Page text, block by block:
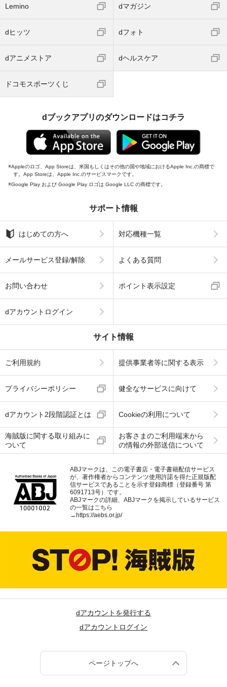
Lemino dマガジン
dヒッツ dフォト
dアニメストア dヘルスケア
ドコモスポーツくじ
dブックアプリのダウンロードはコチラ
Appleのロゴ、App Storeは、米国もしくはその他の国や地域におけるApple Inc.の商標で
す。App Storeは、Apple Inc.のサービスマークです。
Google Play および Google Play ロゴは Google LLC の商標です。
サポート情報
はじめての方へ 対応機種一覧
メールサービス登録/解除 よくある質問
お問い合わせ ポイント表示設定
dアカウントログイン
サイト情報
ご利用規約 提供事業者等に関する表示
プライバシーポリシー 健全なサービスに向けて
dアカウント2段階認証とは Cookieの利用について
海賊版に関する取り組みに
ついて
お客さまのご利用端末から
の情報の外部送信について
ABJマークは、この電子書店・電子書籍配信サービス
が、著作権者からコンテンツ使用許諾を得た正規版配
信サービスであることを示す登録商標（登録番号 第
6091713号）です。
ABJマークの詳細、ABJマークを掲示しているサービス
の一覧はこちら
→ https://aebs.or.jp/
dアカウントを発行する
dアカウントログイン
ページトップへ